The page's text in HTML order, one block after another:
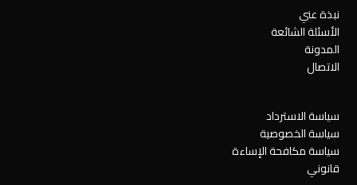
نبذة عني
الأسئلة الشائعة
المدونة
الاتصال
سياسة الاسترداد
سياسة الخصوصية
سياسة مكافحة الإساءة
قانوني